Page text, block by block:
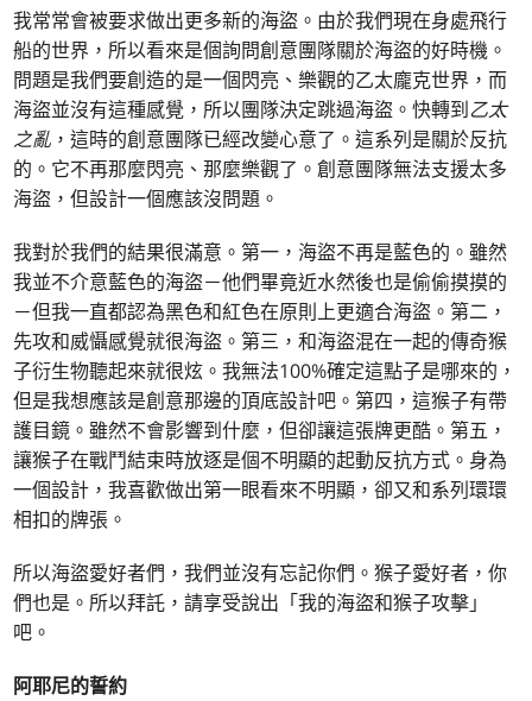
我常常會被要求做出更多新的海盜。由於我們現在身處飛行
船的世界，所以看來是個詢問創意團隊關於海盜的好時機。
問題是我們要創造的是一個閃亮、樂觀的乙太龐克世界，而
海盜並沒有這種感覺，所以團隊決定跳過海盜。快轉到乙太
之亂 ，這時的創意團隊已經改變心意了。這系列是關於反抗
的。它不再那麼閃亮、那麼樂觀了。創意團隊無法支援太多
海盜，但設計一個應該沒問題。
我對於我們的結果很滿意。第一，海盜不再是藍色的。雖然
我並不介意藍色的海盜－他們畢竟近水然後也是偷偷摸摸的
－但我一直都認為黑色和紅色在原則上更適合海盜。第二，
先攻和威懾感覺就很海盜。第三，和海盜混在一起的傳奇猴
子衍生物聽起來就很炫。我無法100%確定這點子是哪來的，
但是我想應該是創意那邊的頂底設計吧。第四，這猴子有帶
護目鏡。雖然不會影響到什麼，但卻讓這張牌更酷。第五，
讓猴子在戰鬥結束時放逐是個不明顯的起動反抗方式。身為
一個設計，我喜歡做出第一眼看來不明顯，卻又和系列環環
相扣的牌張。
所以海盜愛好者們，我們並沒有忘記你們。猴子愛好者，你
們也是。所以拜託，請享受說出「我的海盜和猴子攻擊」
吧。
阿耶尼的誓約